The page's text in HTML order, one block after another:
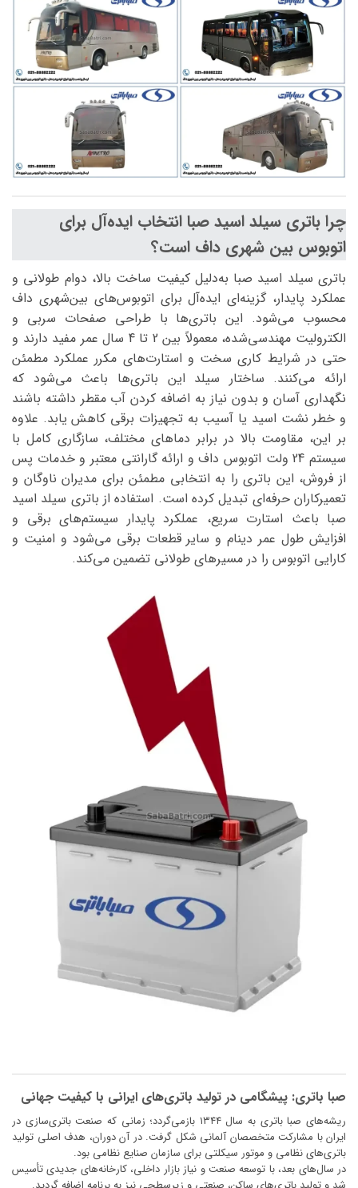
چرا باتری سیلد اسید صبا انتخاب ایده‌آل برای
اتوبوس بین شهری داف است؟
باتری سیلد اسید صبا به‌دلیل کیفیت ساخت بالا، دوام طولانی و
عملکرد پایدار، گزینه‌ای ایده‌آل برای اتوبوس‌های بین‌شهری داف
محسوب می‌شود. این باتری‌ها با طراحی صفحات سربی و
الکترولیت مهندسی‌شده، معمولاً بین 2 تا 4 سال عمر مفید دارند و
حتی در شرایط کاری سخت و استارت‌های مکرر عملکرد مطمئن
ارائه می‌کنند. ساختار سیلد این باتری‌ها باعث می‌شود که
نگهداری آسان و بدون نیاز به اضافه کردن آب مقطر داشته باشند
و خطر نشت اسید یا آسیب به تجهیزات برقی کاهش یابد. علاوه
بر این، مقاومت بالا در برابر دماهای مختلف، سازگاری کامل با
سیستم 24 ولت اتوبوس داف و ارائه گارانتی معتبر و خدمات پس
از فروش، این باتری را به انتخابی مطمئن برای مدیران ناوگان و
تعمیرکاران حرفه‌ای تبدیل کرده است. استفاده از باتری سیلد اسید
صبا باعث استارت سریع، عملکرد پایدار سیستم‌های برقی و
افزایش طول عمر دینام و سایر قطعات برقی می‌شود و امنیت و
کارایی اتوبوس را در مسیرهای طولانی تضمین می‌کند.
صبا باتری: پیشگامی در تولید باتری‌های ایرانی با کیفیت جهانی
ریشه‌های صبا باتری به سال ۱۳۴۴ بازمی‌گردد؛ زمانی که صنعت باتری‌سازی در
ایران با مشارکت متخصصان آلمانی شکل گرفت. در آن دوران، هدف اصلی تولید
باتری‌های نظامی و موتور سیکلتی برای سازمان صنایع نظامی بود.
در سال‌های بعد، با توسعه صنعت و نیاز بازار داخلی، کارخانه‌های جدیدی تأسیس